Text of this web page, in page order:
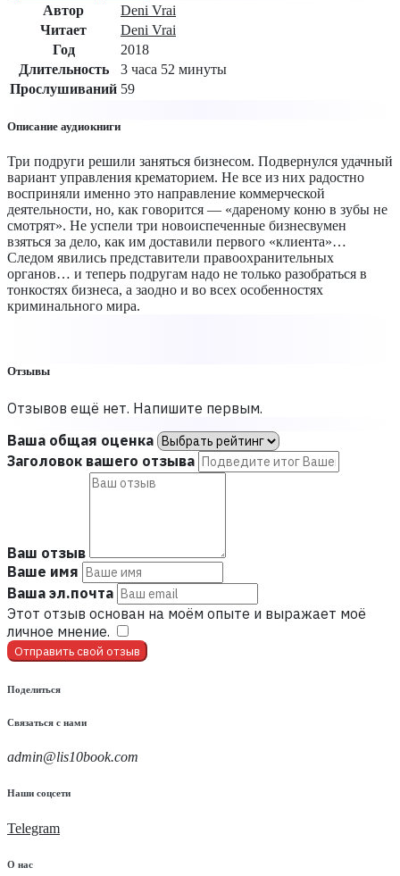
Автор
Deni Vrai
Читает
Deni Vrai
Год
2018
Длительность
3 часа 52 минуты
Прослушиваний 59
Описание аудиокниги
Три подруги решили заняться бизнесом. Подвернулся удачный
вариант управления крематорием. Не все из них радостно
восприняли именно это направление коммерческой
деятельности, но, как говорится — «дареному коню в зубы не
смотрят». Не успели три новоиспеченные бизнесвумен
взяться за дело, как им доставили первого «клиента»…
Следом явились представители правоохранительных
органов… и теперь подругам надо не только разобраться в
тонкостях бизнеса, а заодно и во всех особенностях
криминального мира.
Отзывы
Отзывов ещё нет. Напишите первым.
Ваша общая оценка
Заголовок вашего отзыва
Ваш отзыв
Ваше имя
Ваша эл.почта
Этот отзыв основан на моём опыте и выражает моё
личное мнение.
Отправить свой отзыв
Поделиться
Связаться с нами
admin@lis10book.com
Наши соцсети
Telegram
О нас